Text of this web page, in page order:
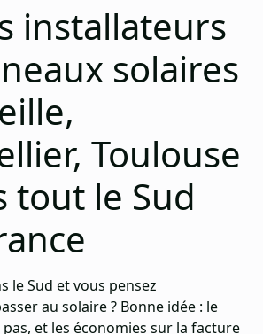
installateurs
solaires
Toulouse
tout le Sud
le Sud et vous pensez
au solaire ? Bonne idée : le
et les économies sur la facture